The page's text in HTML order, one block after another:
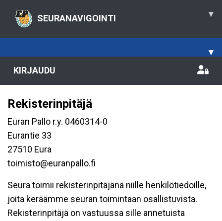
SEURANAVIGOINTI ▾
▾
KIRJAUDU
Rekisterinpitäjä
Euran Pallo r.y. 0460314-0
Eurantie 33
27510 Eura
toimisto@euranpallo.fi
Seura toimii rekisterinpitäjänä niille henkilötiedoille,
joita keräämme seuran toimintaan osallistuvista.
Rekisterinpitäjä on vastuussa sille annetuista